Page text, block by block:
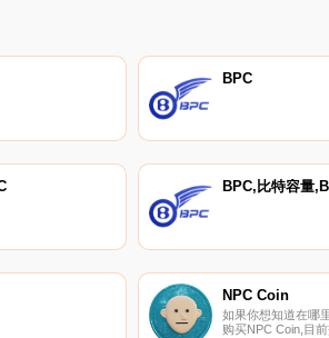
BPC
BPC,比特容量
NPC Coin
如果你想知道在哪
购买NPC Coin,目